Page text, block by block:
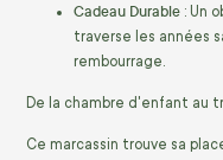
Cadeau Durable : Un
traverse les années
rembourrage.
De la chambre d'enfant au
Ce marcassin trouve sa